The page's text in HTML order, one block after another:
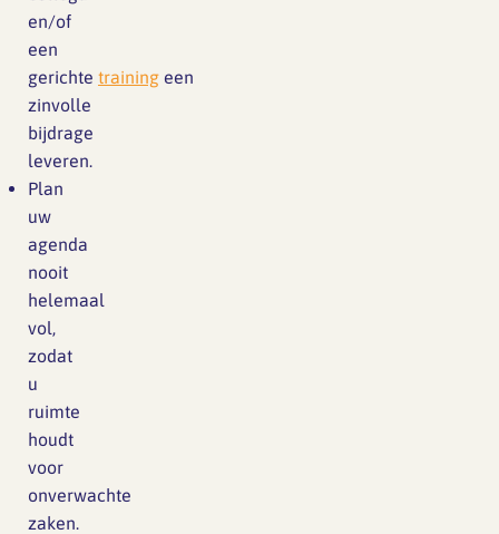
en/of
een
gerichte training een
zinvolle
bijdrage
leveren.
Plan
uw
agenda
nooit
helemaal
vol,
zodat
u
ruimte
houdt
voor
onverwachte
zaken.